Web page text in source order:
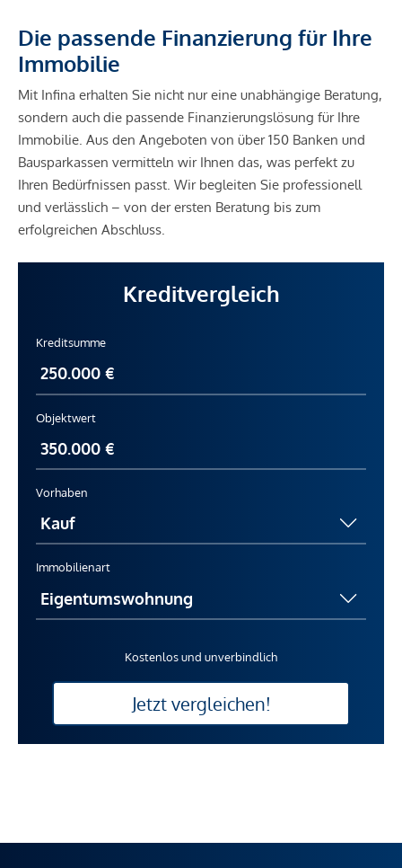
Die passende Finanzierung für Ihre
Immobilie
Mit Infina erhalten Sie nicht nur eine unabhängige Beratung,
sondern auch die passende Finanzierungslösung für Ihre
Immobilie. Aus den Angeboten von über 150 Banken und
Bausparkassen vermitteln wir Ihnen das, was perfekt zu
Ihren Bedürfnissen passt. Wir begleiten Sie professionell
und verlässlich – von der ersten Beratung bis zum
erfolgreichen Abschluss.
Kreditvergleich
Kreditsumme
Objektwert
Vorhaben
Immobilienart
Kostenlos und unverbindlich
Jetzt vergleichen!